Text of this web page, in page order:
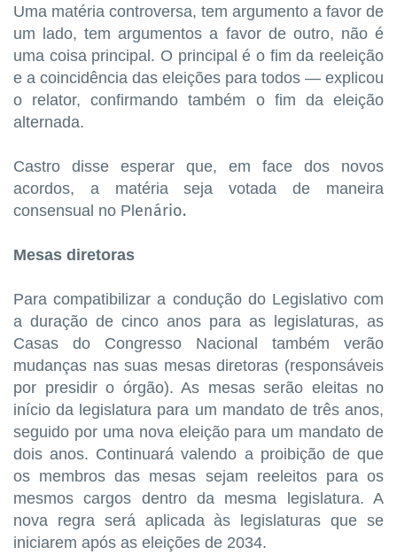
Uma matéria controversa, tem argumento a favor de
um lado, tem argumentos a favor de outro, não é
uma coisa principal. O principal é o fim da reeleição
e a coincidência das eleições para todos — explicou
o relator, confirmando também o fim da eleição
alternada.
Castro disse esperar que, em face dos novos
acordos, a matéria seja votada de maneira
consensual no Pl enário.
Mesas diretoras
Para compatibilizar a condução do Legislativo com
a duração de cinco anos para as legislaturas, as
Casas do Congresso Nacional também verão
mudanças nas suas mesas diretoras (responsáveis
por presidir o órgão). As mesas serão eleitas no
início da legislatura para um mandato de três anos,
seguido por uma nova eleição para um mandato de
dois anos. Continuará valendo a proibição de que
os membros das mesas sejam reeleitos para os
mesmos cargos dentro da mesma legislatura. A
nova regra será aplicada às legislaturas que se
iniciarem após as eleições de 2034.